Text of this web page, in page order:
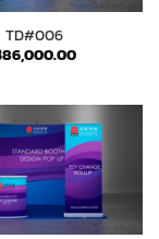
TD#006
86,000.00